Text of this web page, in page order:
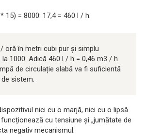
15) = 8000: 17,4 = 460 l / h.
oră în metri cubi pur și simplu
1000. Adică 460 l / h = 0,46 m3 / h.
de circulație slabă va fi suficientă
sistem.
nici cu o marjă, nici cu o lipsă
cu tensiune și „jumătate de
negativ mecanismul.